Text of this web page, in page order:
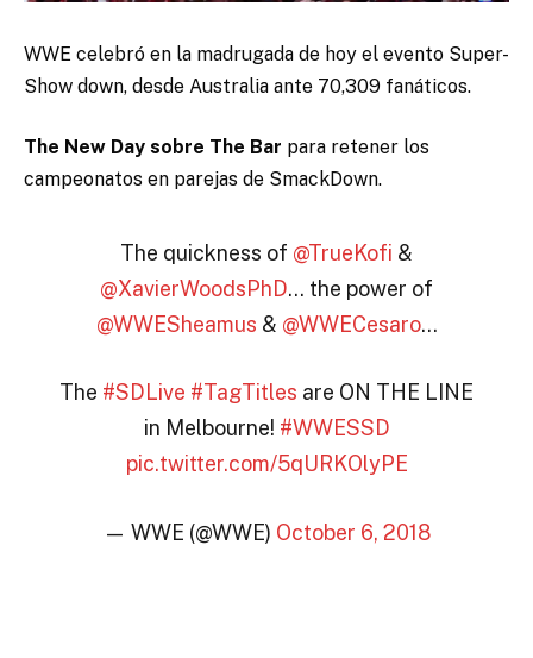
WWE celebró en la madrugada de hoy el evento Super-
Show down, desde Australia ante 70,309 fanáticos.
The New Day sobre The Bar para retener los
campeonatos en parejas de SmackDown.
The quickness of @TrueKofi &
@XavierWoodsPhD… the power of
@WWESheamus & @WWECesaro…
The #SDLive #TagTitles are ON THE LINE
in Melbourne! #WWESSD
pic.twitter.com/5qURKOlyPE
— WWE (@WWE) October 6, 2018